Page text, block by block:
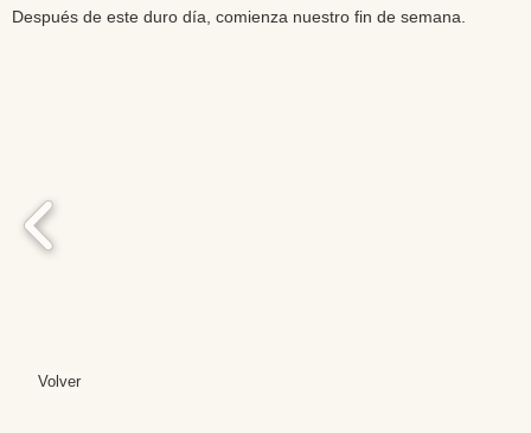
Después de este duro día, comienza nuestro fin de semana.
Volver